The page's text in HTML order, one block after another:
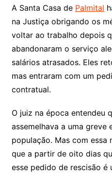
A Santa Casa de Palmital
na Justiça obrigando os
voltar ao trabalho depois
abandonaram o serviço
salários atrasados. Eles
mas entraram com um
contratual.
O juiz na época entendeu
assemelhava a uma greve
população. Mas com essa
que a partir de oito dias
esse pedido de rescisão é